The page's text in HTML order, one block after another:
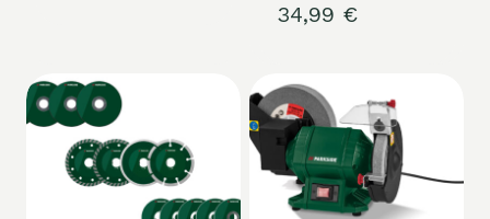
34,99 €